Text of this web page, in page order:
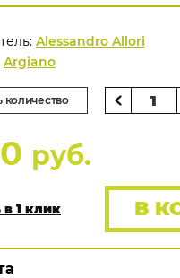
Под кирпич
Дамаск
Hygge
Alessandro Allori
Argiano
количество
руб.
в 1 клик В